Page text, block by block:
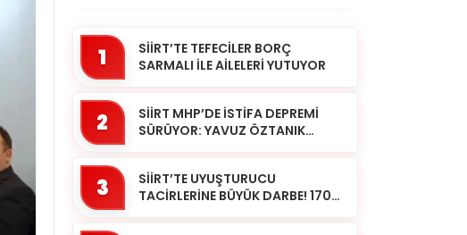
1
SİİRT’TE TEFECİLER BORÇ
SARMALI İLE AİLELERİ YUTUYOR
2
SİİRT MHP’DE İSTİFA DEPREMİ
SÜRÜYOR: YAVUZ ÖZTANIK
3
SİİRT’TE UYUŞTURUCU
TACİRLERİNE BÜYÜK DARBE! 170